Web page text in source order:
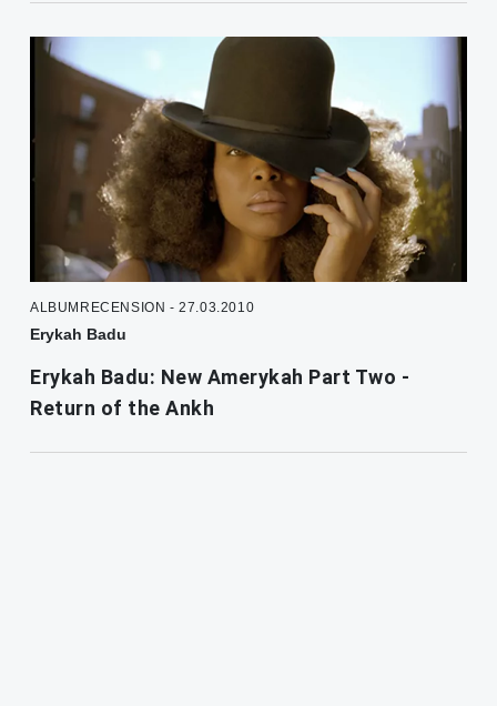
ALBUMRECENSION - 27.03.2010
Erykah Badu
Erykah Badu: New Amerykah Part Two -
Return of the Ankh